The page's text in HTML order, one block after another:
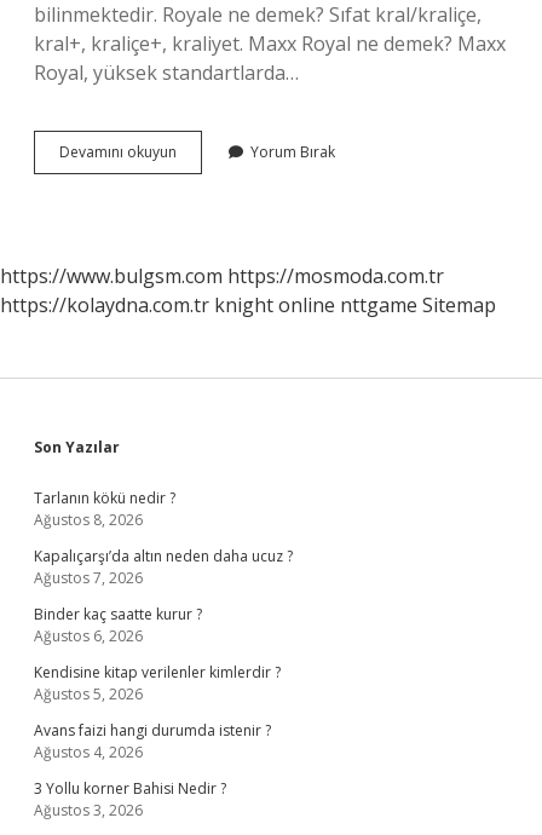
bilinmektedir. Royale ne demek? Sıfat kral/kraliçe,
kral+, kraliçe+, kraliyet. Maxx Royal ne demek? Maxx
Royal, yüksek standartlarda…
Devamını okuyun Monarch
Hangi
Yorum Bırak
https://www.bulgsm.com https://mosmoda.com.tr
https://kolaydna.com.tr knight online nttgame Sitemap
Sidebar
Son Yazılar
Tarlanın kökü nedir ?
Ağustos 8, 2026
Kapalıçarşı’da altın neden daha ucuz ?
Ağustos 7, 2026
Binder kaç saatte kurur ?
Ağustos 6, 2026
Kendisine kitap verilenler kimlerdir ?
Ağustos 5, 2026
Avans faizi hangi durumda istenir ?
Ağustos 4, 2026
3 Yollu korner Bahisi Nedir ?
Ağustos 3, 2026